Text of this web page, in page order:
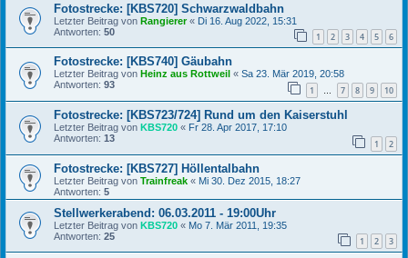
Fotostrecke: [KBS720] Schwarzwaldbahn
Letzter Beitrag von Rangierer« Di 16. Aug 2022, 15:31
Antworten: 50 1 2 3 4 5 6
Fotostrecke: [KBS740] Gäubahn
Letzter Beitrag von Heinz aus Rottweil « Sa 23. Mär 2019, 20:58
Antworten: 93 1 … 7 8 9 10
Fotostrecke: [KBS723/724] Rund um den Kaiserstuhl
Letzter Beitrag von KBS720 « Fr 28. Apr 2017, 17:10
Antworten: 13 1 2
Fotostrecke: [KBS727] Höllentalbahn
Letzter Beitrag von Trainfreak « Mi 30. Dez 2015, 18:27
Antworten: 5
Stellwerkerabend: 06.03.2011 - 19:00Uhr
Letzter Beitrag von KBS720 « Mo 7. Mär 2011, 19:35
Antworten: 25 1 2 3